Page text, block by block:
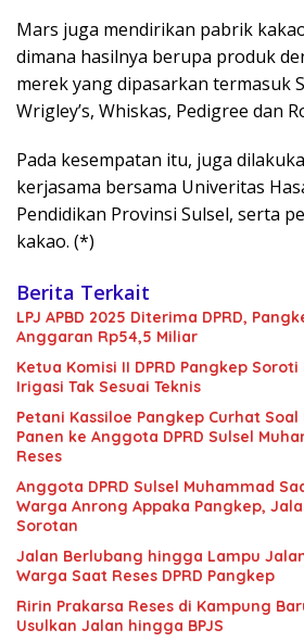
Mars juga mendirikan pabrik
dimana hasilnya berupa produk
merek yang dipasarkan termasuk
Wrigley’s, Whiskas, Pedigree dan
Pada kesempatan itu, juga
kerjasama bersama Univeritas
Pendidikan Provinsi Sulsel, serta
kakao. (*)
Berita Terkait
LPJ APBD 2025 Diterima DPRD,
Anggaran Rp54,5 Miliar
Ketua Komisi II DPRD Pangkep
Irigasi Tak Sesuai Teknis
Petani Kassiloe Pangkep Curhat
Panen ke Anggota DPRD Sulsel
Reses
Anggota DPRD Sulsel Muhammad
Warga Anrong Appaka Pangkep,
Sorotan
Jalan Berlubang hingga Lampu
Warga Saat Reses DPRD Pangkep
Ririn Prakarsa Reses di Kampung
Usulkan Jalan hingga BPJS